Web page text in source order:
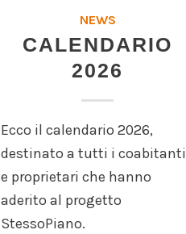
NEWS
CALENDARIO
2026
Ecco il calendario 2026,
destinato a tutti i coabitanti
e proprietari che hanno
aderito al progetto
StessoPiano.